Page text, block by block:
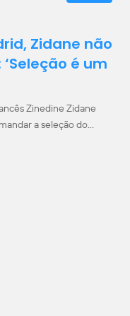
Zidane não
é um
Zinedine Zidane
a seleção do…